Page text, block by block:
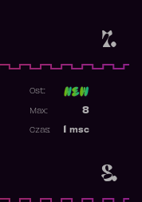
7.
8.
Ost:
8
Max:
msc
Czas: